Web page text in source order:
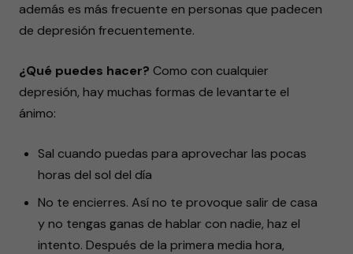
además es más frecuente en personas que padecen
de depresión frecuentemente.
¿Qué puedes hacer? Como con cualquier
depresión, hay muchas formas de levantarte el
ánimo:
Sal cuando puedas para aprovechar las pocas
horas del sol del día
No te encierres. Así no te provoque salir de casa
y no tengas ganas de hablar con nadie, haz el
intento. Después de la primera media hora,